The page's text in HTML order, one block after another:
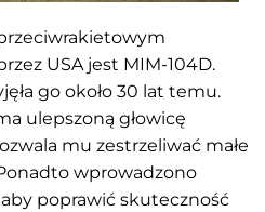
USA jest MIM-104D.
go około 30 lat temu.
ulepszoną głowicę
mu zestrzeliwać małe
wprowadzono
poprawić skuteczność